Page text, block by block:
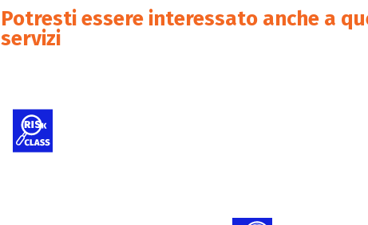
Potresti essere interessato anche a
servizi